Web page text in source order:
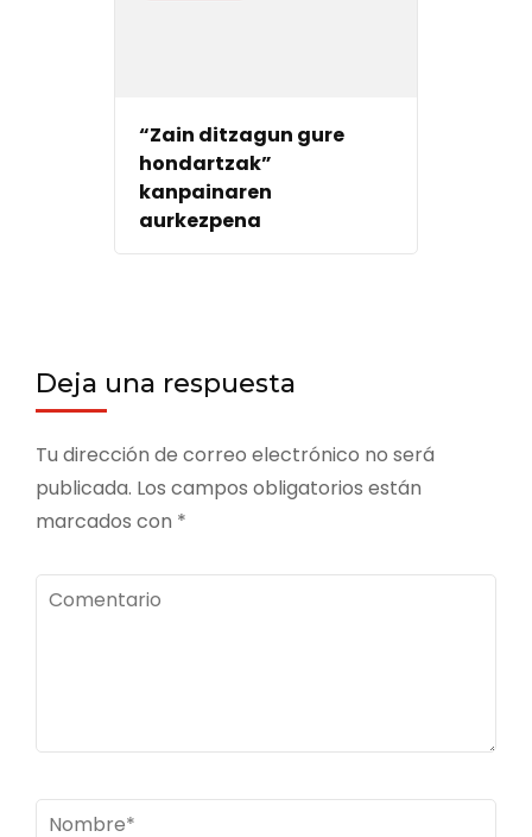
“Zain ditzagun gure
hondartzak”
kanpainaren
aurkezpena
Deja una respuesta
Tu dirección de correo electrónico no será
publicada. Los campos obligatorios están
marcados con *
Comentario
Nombre*